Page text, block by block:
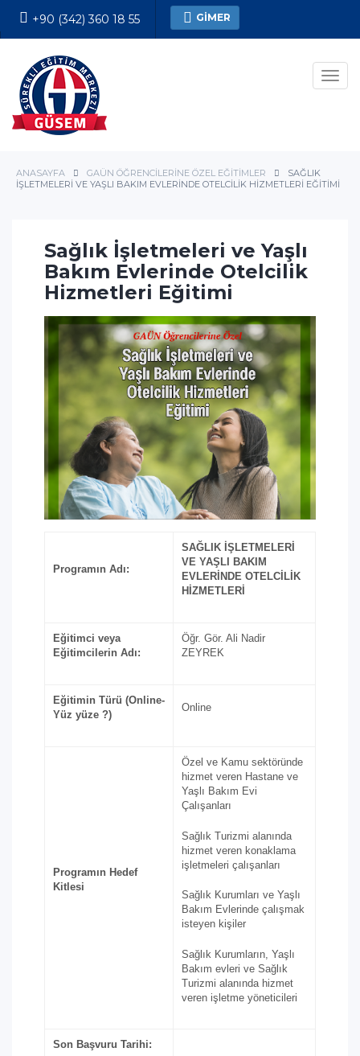
+90 (342) 360 18 55 GİMER
Kesin Kayıt Formu
ANASAYFA GAÜN ÖĞRENCILERINE ÖZEL EĞITIMLER
SAĞLIK
İŞLETMELERI VE YAŞLI BAKIM EVLERINDE OTELCILIK HIZMETLERI EĞITIMI
Sağlık İşletmeleri ve Yaşlı
Bakım Evlerinde Otelcilik
Hizmetleri Eğitimi
Programın Adı:
SAĞLIK İŞLETMELERİ
VE YAŞLI BAKIM
EVLERİNDE OTELCİLİK
HİZMETLERİ
Eğitimci veya
Eğitimcilerin Adı:
Öğr. Gör. Ali Nadir
ZEYREK
Eğitimin Türü (Online-
Yüz yüze ?)
Online
Programın Hedef
Kitlesi
Özel ve Kamu sektöründe
hizmet veren Hastane ve
Yaşlı Bakım Evi
Çalışanları
Sağlık Turizmi alanında
hizmet veren konaklama
işletmeleri çalışanları
Sağlık Kurumları ve Yaşlı
Bakım Evlerinde çalışmak
isteyen kişiler
Sağlık Kurumların, Yaşlı
Bakım evleri ve Sağlık
Turizmi alanında hizmet
veren işletme yöneticileri
Son Başvuru Tarihi: